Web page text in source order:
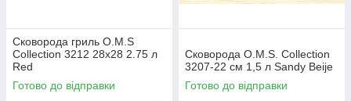
Сковорода гриль O.M.S
Collection 3212 28х28 2.75 л
Red
Готово до відправки
Сковорода O.M.S. Collection
3207-22 см 1,5 л Sandy Beije
Готово до відправки